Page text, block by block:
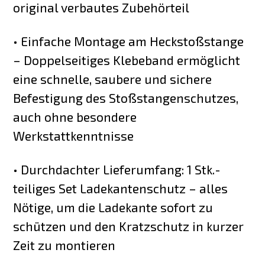
original verbautes Zubehörteil
• Einfache Montage am Heckstoßstange
– Doppelseitiges Klebeband ermöglicht
eine schnelle, saubere und sichere
Befestigung des Stoßstangenschutzes,
auch ohne besondere
Werkstattkenntnisse
• Durchdachter Lieferumfang: 1 Stk.-
teiliges Set Ladekantenschutz – alles
Nötige, um die Ladekante sofort zu
schützen und den Kratzschutz in kurzer
Zeit zu montieren